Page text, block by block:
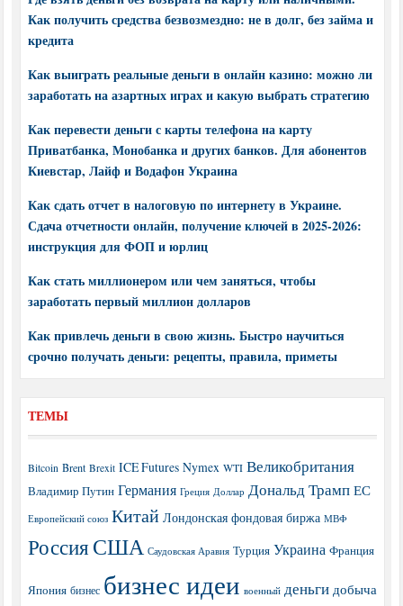
Как получить средства безвозмездно: не в долг, без займа и
кредита
Как выиграть реальные деньги в онлайн казино: можно ли
заработать на азартных играх и какую выбрать стратегию
Как перевести деньги с карты телефона на карту
Приватбанка, Монобанка и других банков. Для абонентов
Киевстар, Лайф и Водафон Украина
Как сдать отчет в налоговую по интернету в Украине.
Сдача отчетности онлайн, получение ключей в 2025-2026:
инструкция для ФОП и юрлиц
Как стать миллионером или чем заняться, чтобы
заработать первый миллион долларов
Как привлечь деньги в свою жизнь. Быстро научиться
срочно получать деньги: рецепты, правила, приметы
ТЕМЫ
Bitcoin Brent Brexit ICE Futures Nymex WTI Великобритания
Владимир Путин Германия Греция Доллар Дональд Трамп ЕС
Европейский союз Китай Лондонская фондовая биржа МВФ
РоссияСША Саудовская Аравия Турция Украина Франция
Япония бизнес бизнес идеи военный деньги добыча